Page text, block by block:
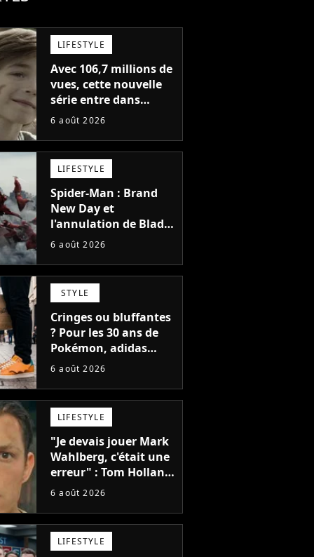
LIFESTYLE
Avec 106,7 millions de
vues, cette nouvelle
série entre dans
l'histoire de Netflix en
6 août 2026
LIFESTYLE
Spider-Man : Brand
New Day et
l'annulation de Blade
montrent que Marvel
faire quoi que ce soit
de simple
6 août 2026
STYLE
Cringes ou bluffantes
? Pour les 30 ans de
Pokémon, adidas
dévoile une énorme
et je ne sais pas quoi
en penser
6 août 2026
LIFESTYLE
"Je devais jouer Mark
Wahlberg, c'était une
erreur" : Tom Holland,
la star de Spider-Man,
blockbuster
6 août 2026
LIFESTYLE